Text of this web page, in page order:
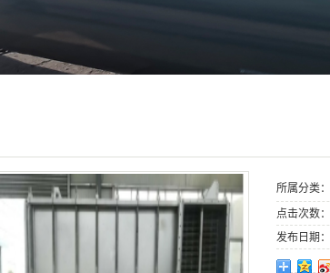
所属分类：
点击次数：
发布日期：